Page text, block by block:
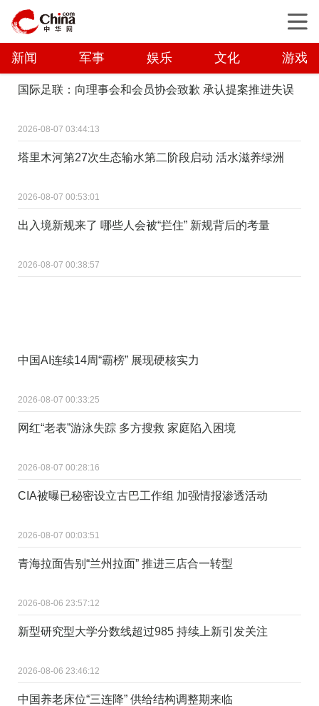
新闻 军事 娱乐 文化 游戏
国际足联：向理事会和会员协会致歉 承认提案推进失误
2026-08-07 03:44:13
塔里木河第27次生态输水第二阶段启动 活水滋养绿洲
2026-08-07 00:53:01
出入境新规来了 哪些人会被“拦住” 新规背后的考量
2026-08-07 00:38:57
中国AI连续14周“霸榜” 展现硬核实力
2026-08-07 00:33:25
网红“老表”游泳失踪 多方搜救 家庭陷入困境
2026-08-07 00:28:16
CIA被曝已秘密设立古巴工作组 加强情报渗透活动
2026-08-07 00:03:51
青海拉面告别“兰州拉面” 推进三店合一转型
2026-08-06 23:57:12
新型研究型大学分数线超过985 持续上新引发关注
2026-08-06 23:46:12
中国养老床位“三连降” 供给结构调整期来临